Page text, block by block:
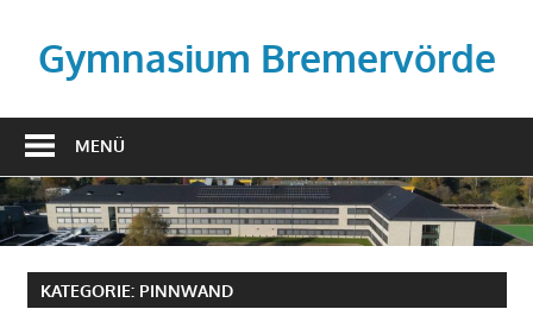
Inhalt
springenGymnasium Bremervörde
MENÜ
KATEGORIE: PINNWAND